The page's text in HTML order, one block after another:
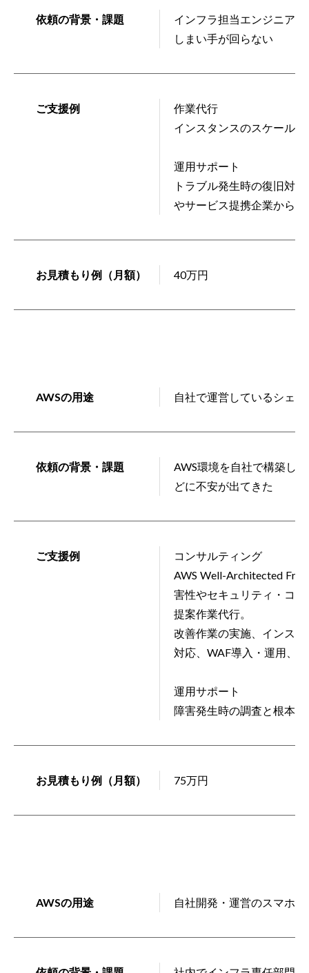
依頼の背景・課題
インフラ担当エンジニア
しまい手が回らない
ご支援例
作業代行
インスタンスのスケール
運用サポート
トラブル発生時の復旧対
やサービス提携企業から
お見積もり例（月額） 40万円
AWSの用途 自社で運営しているシェ
依頼の背景・課題
AWS環境を自社で構築し
どに不安が出てきた
ご支援例
コンサルティング
AWS Well-Architected
害性やセキュリティ・コ
提案作業代行。
改善作業の実施、インス
対応、WAF導入・運用、
運用サポート
障害発生時の調査と根本
お見積もり例（月額） 75万円
AWSの用途 自社開発・運営のスマホ